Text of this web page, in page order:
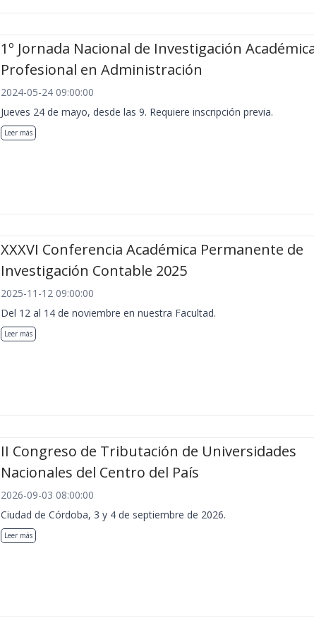
1º Jornada Nacional de Investigación
Profesional en Administración
2024-05-24 09:00:00
Jueves 24 de mayo, desde las 9. Requiere inscripción previa.
Leer más
XXXVI Conferencia Académica Permanente de
Investigación Contable 2025
2025-11-12 09:00:00
Del 12 al 14 de noviembre en nuestra Facultad.
Leer más
II Congreso de Tributación de Universidades
Nacionales del Centro del País
2026-09-03 08:00:00
Ciudad de Córdoba, 3 y 4 de septiembre de 2026.
Leer más